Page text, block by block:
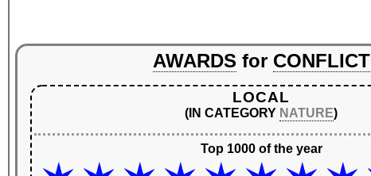
AWARDS for CONFLICT
LOCAL
(IN CATEGORY NATURE)
Top 1000 of the year